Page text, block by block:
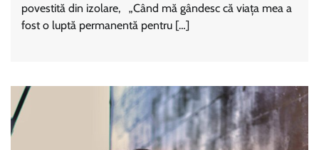
povestită din izolare, „Când mă gândesc că viața mea a
fost o luptă permanentă pentru […]